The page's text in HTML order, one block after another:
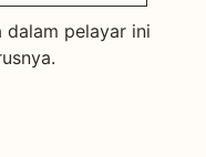
dalam pelayar ini